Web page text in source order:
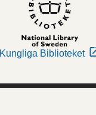
Kungliga Biblioteket